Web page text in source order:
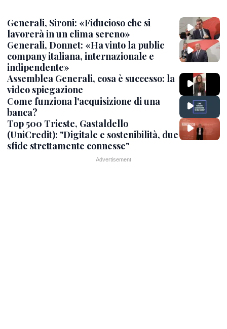
Generali, Sironi: «Fiducioso che si
lavorerà in un clima sereno»
Generali, Donnet: «Ha vinto la public
company italiana, internazionale e
indipendente»
Assemblea Generali, cosa è successo: la
video spiegazione
Come funziona l'acquisizione di una
banca?
Top 500 Trieste, Gastaldello
(UniCredit): "Digitale e sostenibilità, due
sfide strettamente connesse"